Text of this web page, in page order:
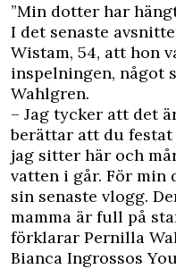
”Min dotter har
I det senaste
Wistam, 54, att hon
inspelningen, något
Wahlgren.
– Jag tycker att det
berättar att du
jag sitter här och
vatten i går. För
sin senaste vlogg.
mamma är full på
förklarar Pernilla
Bianca Ingrossos